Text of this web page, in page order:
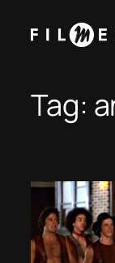
Tag: